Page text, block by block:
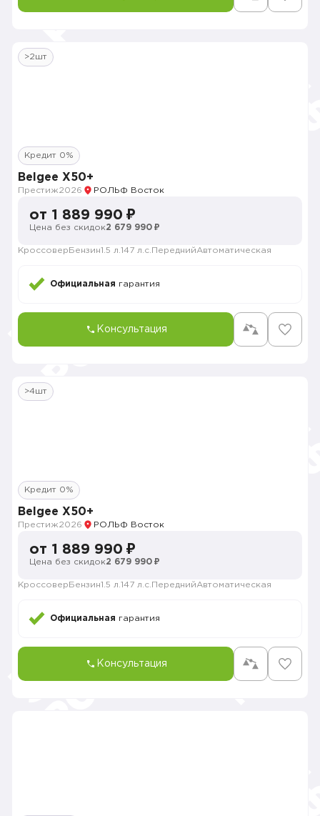
>2шт
Кредит 0%
Belgee X50+
Престиж2026 РОЛЬФ Восток
от 1 889 990 ₽
Цена без скидок2 679 990 ₽
Кроссовер Бензин1.5 л. 147 л.с. ПереднийАвтоматическая
Официальная гарантия
Консультация
>4шт
Кредит 0%
Belgee X50+
Престиж2026 РОЛЬФ Восток
от 1 889 990 ₽
Цена без скидок2 679 990 ₽
Кроссовер Бензин1.5 л. 147 л.с. ПереднийАвтоматическая
Официальная гарантия
Консультация